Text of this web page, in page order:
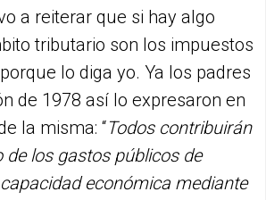
a reiterar que si hay algo
tributario son los impuestos
lo diga yo. Ya los padres
de 1978 así lo expresaron en
la misma: “Todos contribuirán
de los gastos públicos de
económica mediante